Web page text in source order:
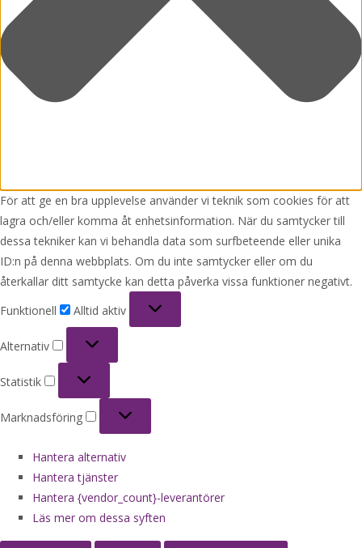
För att ge en bra upplevelse använder vi teknik som cookies för att
lagra och/eller komma åt enhetsinformation. När du samtycker till
dessa tekniker kan vi behandla data som surfbeteende eller unika
ID:n på denna webbplats. Om du inte samtycker eller om du
återkallar ditt samtycke kan detta påverka vissa funktioner negativt.
Funktionell
Alltid aktiv
Alternativ
Statistik
Marknadsföring
Hantera alternativ
Hantera tjänster
Hantera {vendor_count}-leverantörer
Läs mer om dessa syften